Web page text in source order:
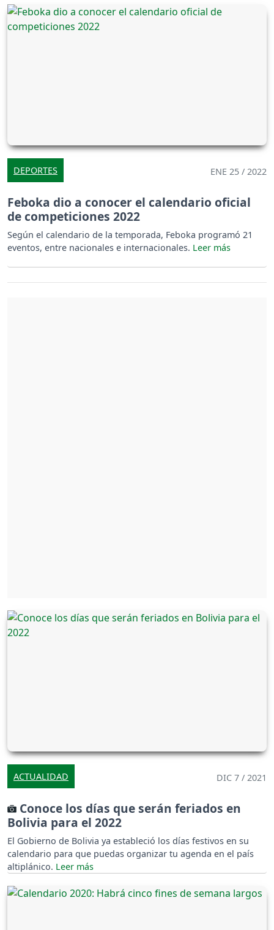
DEPORTES ENE 25 / 2022
Feboka dio a conocer el calendario oficial
de competiciones 2022
Según el calendario de la temporada, Feboka programó 21
eventos, entre nacionales e internacionales.
ACTUALIDAD DIC 7 / 2021
Conoce los días que serán feriados en
Bolivia para el 2022
El Gobierno de Bolivia ya estableció los días festivos en su
calendario para que puedas organizar tu agenda en el país
altiplánico.